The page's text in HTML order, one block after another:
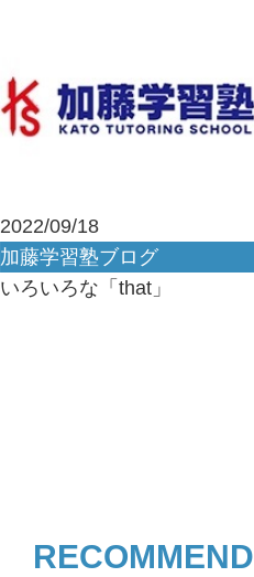
2022/09/18
加藤学習塾ブログ
いろいろな「that」
RECOMMEND